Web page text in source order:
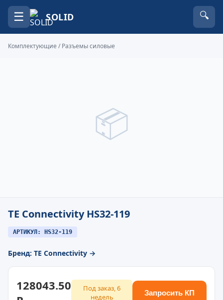
☰ SOLID 🔍
Комплектующие /Разъемы силовые
📦
TE Connectivity HS32-119
АРТИКУЛ: HS32-119
Бренд: TE Connectivity →
128043.50
Под заказ, 6
недель
Запросить КП